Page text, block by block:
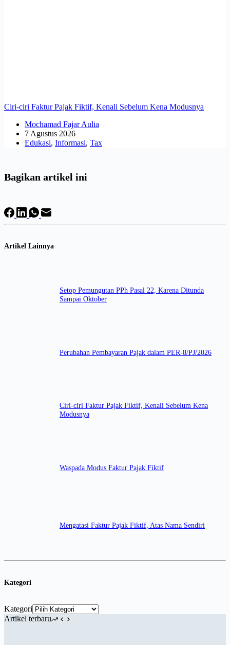
Ciri-ciri Faktur Pajak Fiktif, Kenali Sebelum Kena Modusnya
Mochamad Fajar Aulia
7 Agustus 2026
Edukasi, Informasi, Tax
Bagikan artikel ini
Artikel Lainnya
Setop Pemungutan PPh Pasal 22, Karena Ditunda
Sampai Oktober
Perubahan Pembayaran Pajak dalam PER-8/PJ/2026
Ciri-ciri Faktur Pajak Fiktif, Kenali Sebelum Kena
Modusnya
Waspada Modus Faktur Pajak Fiktif
Mengatasi Faktur Pajak Fiktif, Atas Nama Sendiri
Kategori
Kategori
Artikel terbaru